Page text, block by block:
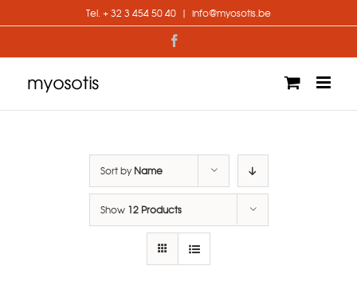
to
Tel. + 32 3 454 50 40 | info@myosotis.be
Sort byName
Show 12 Products